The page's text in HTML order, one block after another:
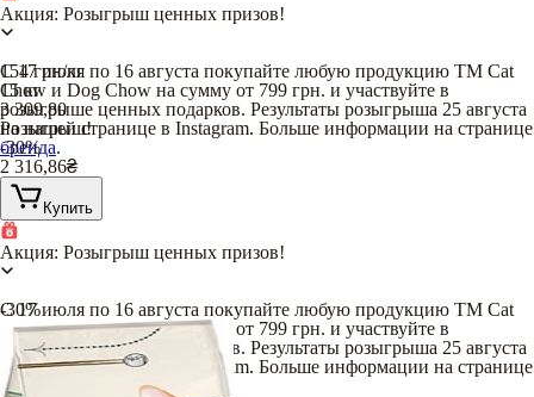
Акция: Розыгрыш ценных призов!
С 17 июля по 16 августа покупайте любую продукцию TM Cat
Chow и Dog Chow на сумму от 799 грн. и участвуйте в
розыгрыше ценных подарков. Результаты розыгрыша 25 августа
на нашей странице в Instagram. Больше информации на странице
бренда.
154грн/кг
15 кг
3 309,80
Розыгрыш!
-30%
2 316,86₴
Купить
Акция: Розыгрыш ценных призов!
С 17 июля по 16 августа покупайте любую продукцию TM Cat
Chow и Dog Chow на сумму от 799 грн. и участвуйте в
розыгрыше ценных подарков. Результаты розыгрыша 25 августа
на нашей странице в Instagram. Больше информации на странице
бренда
-30%